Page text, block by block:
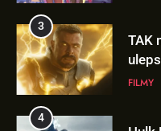
3
TAK
FILMY
4